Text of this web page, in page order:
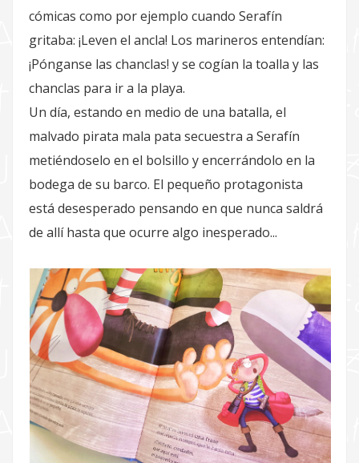
cómicas como por ejemplo cuando Serafín
gritaba: ¡Leven el ancla! Los marineros entendían:
¡Pónganse las chanclas! y se cogían la toalla y las
chanclas para ir a la playa.
Un día, estando en medio de una batalla, el
malvado pirata mala pata secuestra a Serafín
metiéndoselo en el bolsillo y encerrándolo en la
bodega de su barco. El pequeño protagonista
está desesperado pensando en que nunca saldrá
de allí hasta que ocurre algo inesperado...